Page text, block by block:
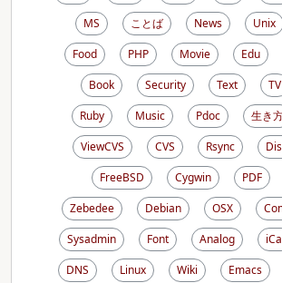
MS ことば News Unix
Food
PHP Movie Edu
Book
Security Text TV
Ruby
Music Pdoc 生き
ViewCVS
CVS Rsync
FreeBSD
Cygwin PDF
Zebedee
Debian OSX
Sysadmin
Font Analog
DNS
Linux Wiki Emacs